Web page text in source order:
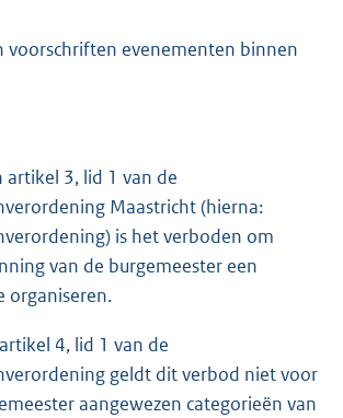
voorschriften evenementen binnen
artikel 3, lid 1 van de
Maastricht (hierna:
is het verboden om
van de burgemeester een
organiseren.
4, lid 1 van de
geldt dit verbod niet voor
aangewezen categorieën van